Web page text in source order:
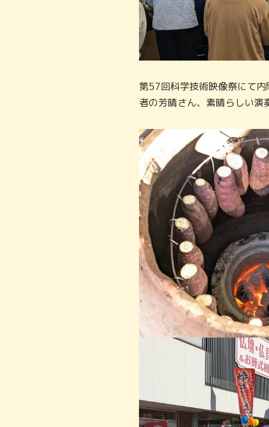
第57回科学技術映像祭にて
者の芳晴さん、素晴らしい演